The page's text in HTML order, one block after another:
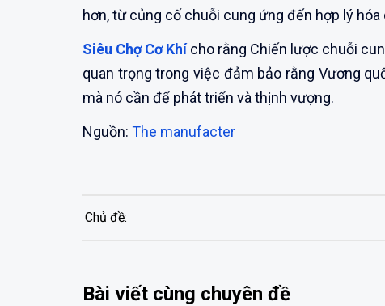
hơn, từ củng cố chuỗi cung ứng đến hợp lý
Siêu Chợ Cơ Khícho rằng Chiến lược chuỗi
quan trọng trong việc đảm bảo rằng Vương
mà nó cần để phát triển và thịnh vượng.
Nguồn: The manufacter
Chủ đề:
Bài viết cùng chuyên đề